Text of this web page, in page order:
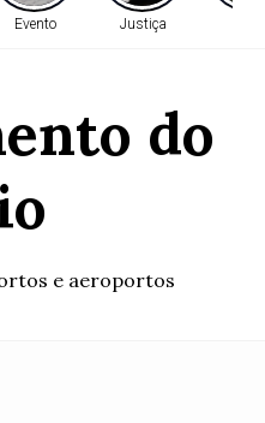
Evento Justiça
do
e aeroportos